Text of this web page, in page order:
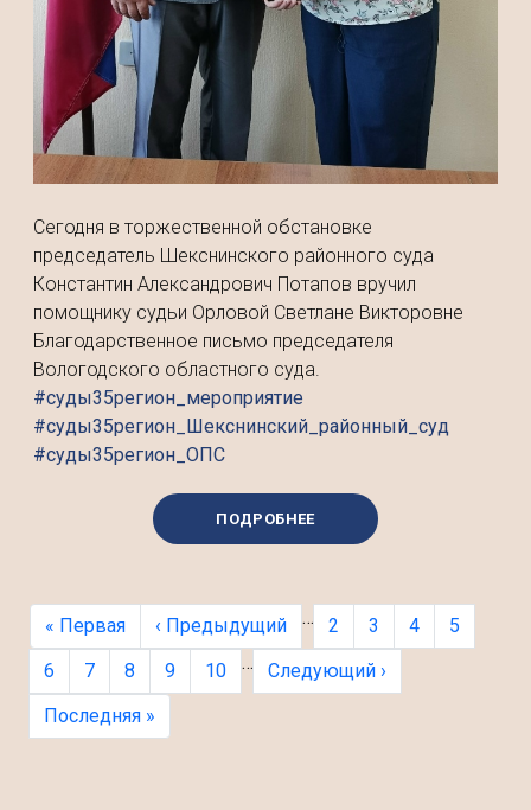
Сегодня в торжественной обстановке
председатель Шекснинского районного суда
Константин Александрович Потапов вручил
помощнику судьи Орловой Светлане Викторовне
Благодарственное письмо председателя
Вологодского областного суда.
#суды35регион_мероприятие
#суды35регион_Шекснинский_районный_суд
#суды35регион_ОПС
ПОДРОБНЕЕ
Нумерация страниц
Первая страница
« Первая Предыдущая страница
‹ Предыдущий … Страница
2 Страница
3 Страница
4 Страница
5
Текущая страница
6 Страница
7 Страница
8 Страница
9 Страница
10 … Следующая страница
Следующий ›
Последняя страница
Последняя »